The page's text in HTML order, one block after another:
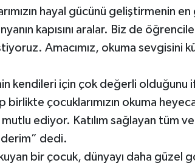
hayal gücünü geliştirmenin
kapısını aralar. Biz de
Amacımız, okuma sevgisini
kendileri için çok değerli olduğunu
birlikte çocuklarımızın okuma
ediyor. Katılım sağlayan tüm
dedi.
bir çocuk, dünyayı daha güzel